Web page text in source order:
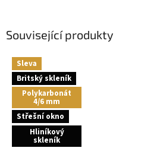
Související produkty
Sleva
Britský skleník
Polykarbonát
4/6 mm
Střešní okno
Hliníkový
skleník